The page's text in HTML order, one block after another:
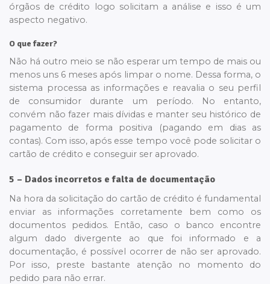
órgãos de crédito logo solicitam a análise e isso é um
aspecto negativo.
O que fazer?
Não há outro meio se não esperar um tempo de mais ou
menos uns 6 meses após limpar o nome. Dessa forma, o
sistema processa as informações e reavalia o seu perfil
de consumidor durante um período. No entanto,
convém não fazer mais dívidas e manter seu histórico de
pagamento de forma positiva (pagando em dias as
contas). Com isso, após esse tempo você pode solicitar o
cartão de crédito e conseguir ser aprovado.
5 – Dados incorretos e falta de documentação
Na hora da solicitação do cartão de crédito é fundamental
enviar as informações corretamente bem como os
documentos pedidos. Então, caso o banco encontre
algum dado divergente ao que foi informado e a
documentação, é possível ocorrer de não ser aprovado.
Por isso, preste bastante atenção no momento do
pedido para não errar.